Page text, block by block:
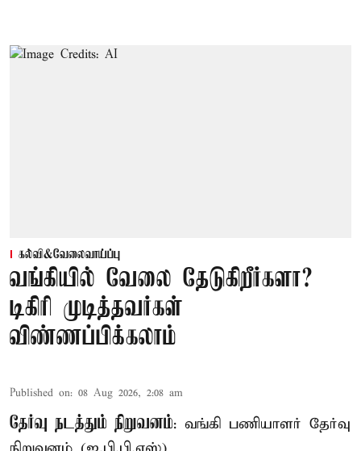
கல்வி&வேலைவாய்ப்பு
வங்கியில் வேலை தேடுகிறீர்களா?
டிகிரி முடித்தவர்கள்
விண்ணப்பிக்கலாம்
Published on: 08 Aug 2026, 2:08 am
தேர்வு நடத்தும் நிறுவனம்: வங்கி பணியாளர் தேர்வு